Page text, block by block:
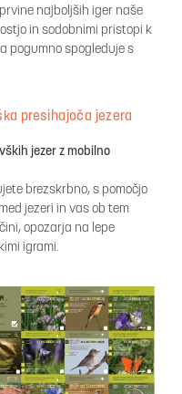
najboljših iger naše
in sodobnimi pristopi k
pogumno spogleduje s
presihajoča jezera
jezer z mobilno
brezskrbno, s pomočjo
jezeri in vas ob tem
opozarja na lepe
igrami.